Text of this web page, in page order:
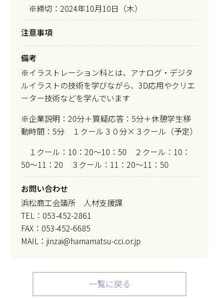
※締切：2024年10月10日（木）
注意事項
備考
※イラストレーション科とは、アナログ・デジタ
ルイラストの技術を学びながら、3D応用やクリエ
ーター技術などを学んでいます
※企業説明：20分＋質疑応答：5分＋休憩学生移
動時間：5分 １クール３０分×３クール（予定）
１クール：10：20～10：50 ２クール：10：
50～11：20 ３クール：11：20～11：50
お問い合わせ
浜松商工会議所 人材支援課
TEL：053-452-2861
FAX：053-452-6685
MAIL：jinzai@hamamatsu-cci.or.jp
一覧に戻る